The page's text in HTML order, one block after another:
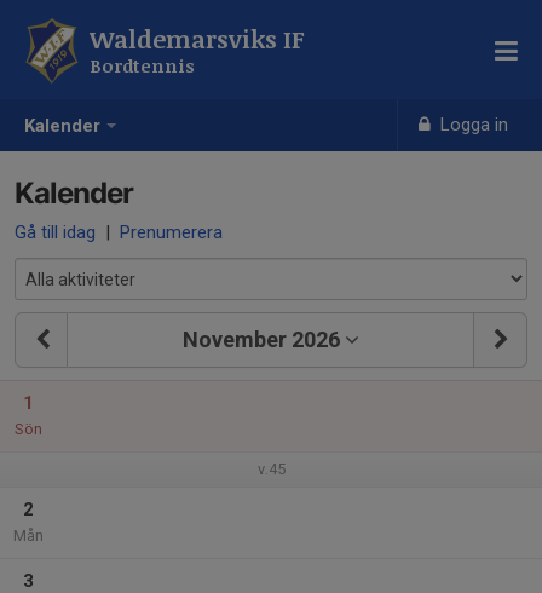
Kalender Logga in
Waldemarsviks IF
Bordtennis
Kalender
Gå till idag | Prenumerera
November 2026
1
Sön
v.45
2
Mån
3